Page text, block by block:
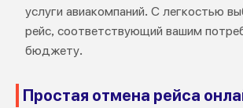
услуги авиакомпаний. С легкостью
рейс, соответствующий вашим
бюджету.
Простая отмена рейса